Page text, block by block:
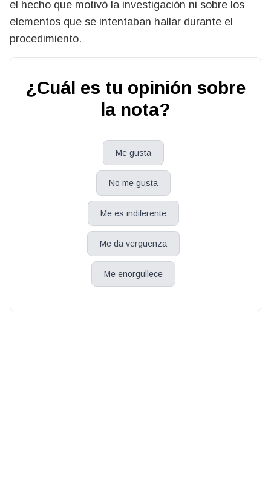
el hecho que motivó la investigación ni sobre los
elementos que se intentaban hallar durante el
procedimiento.
¿Cuál es tu opinión sobre
la nota?
Me gusta
No me gusta
Me es indiferente
Me da vergüenza
Me enorgullece